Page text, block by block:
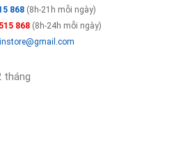
868 (8h-21h mỗi ngày)
868 (8h-24h mỗi ngày)
tháng